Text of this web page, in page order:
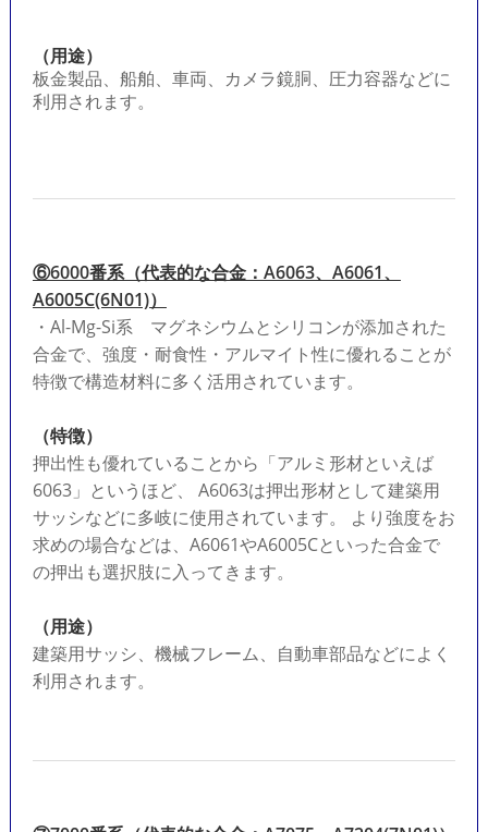
（用途）
板金製品、船舶、車両、カメラ鏡胴、圧力容器などに
利用されます。
⑥6000番系（代表的な合金：A6063、A6061、
A6005C(6N01)）
・Al-Mg-Si系 マグネシウムとシリコンが添加された
合金で、強度・耐食性・アルマイト性に優れることが
特徴で構造材料に多く活用されています。
（特徴）
押出性も優れていることから「アルミ形材といえば
6063」というほど、 A6063は押出形材として建築用
サッシなどに多岐に使用されています。 より強度をお
求めの場合などは、A6061やA6005Cといった合金で
の押出も選択肢に入ってきます。
（用途）
建築用サッシ、機械フレーム、自動車部品などによく
利用されます。